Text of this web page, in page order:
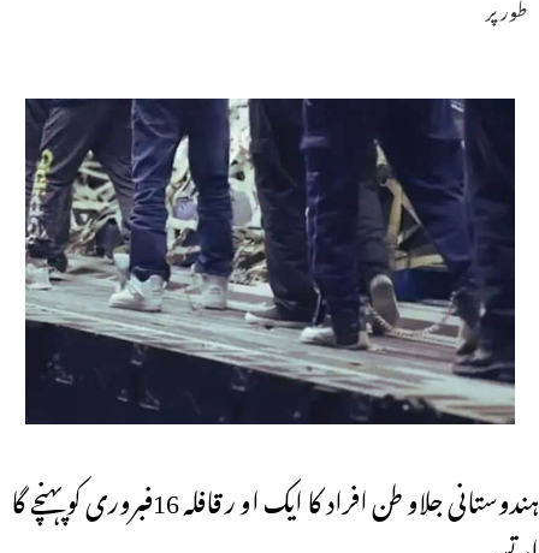
ہندوستانی جلاو طن افراد کا ایک او ر قافلہ 16فبروری کو پہنچے گا